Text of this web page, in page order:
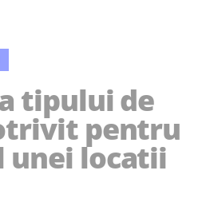
tipului de
pentru
unei locatii